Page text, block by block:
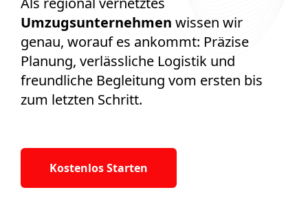
Umzugsunternehmen wissen wir
genau, worauf es ankommt: Präzise
Planung, verlässliche Logistik und
freundliche Begleitung vom ersten bis
zum letzten Schritt.
Kostenlos Starten